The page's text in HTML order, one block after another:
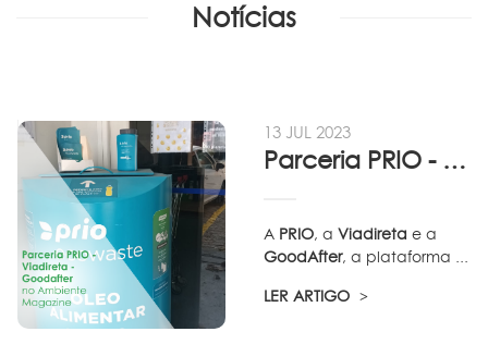
Notícias
13 JUL 2023
Parceria PRIO - Viadireta - Goodafter...
A PRIO, aViadireta e a
GoodAfter, a plataforma ...
LER ARTIGO